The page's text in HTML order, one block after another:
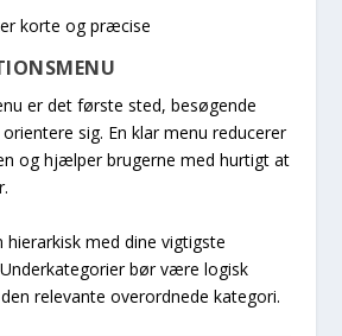
korte og præcise
er det første sted, besøgende
sig. En klar menu reducerer
og hjælper brugerne med hurtigt at
hierarkisk med dine vigtigste
bør være logisk
relevante overordnede kategori.